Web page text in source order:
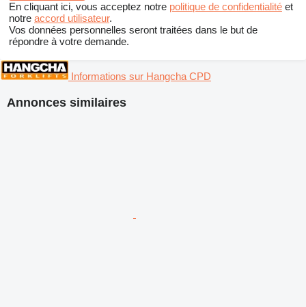
En cliquant ici, vous acceptez notre politique de confidentialité et
notre accord utilisateur.
Vos données personnelles seront traitées dans le but de
répondre à votre demande.
Annonces similaires
Informations sur Hangcha CPD